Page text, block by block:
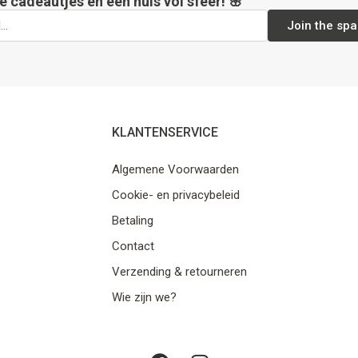
Join the
KLANTENSERVICE
Algemene Voorwaarden
Cookie- en privacybeleid
Betaling
Contact
Verzending & retourneren
Wie zijn we?